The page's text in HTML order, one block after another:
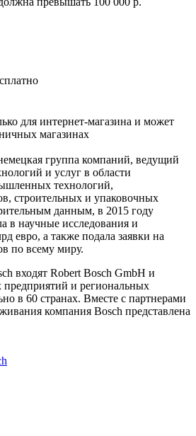
для интернет-магазина и может
магазинах
группа компаний, ведущий
и услуг в области
технологий,
строительных и упаковочных
данным, в 2015 году
в научные исследования и
евро, а также подала заявки на
по всему миру.
входят Robert Bosch GmbH и
и региональных
в 60 странах. Вместе с партнерами
компания Bosch представлена